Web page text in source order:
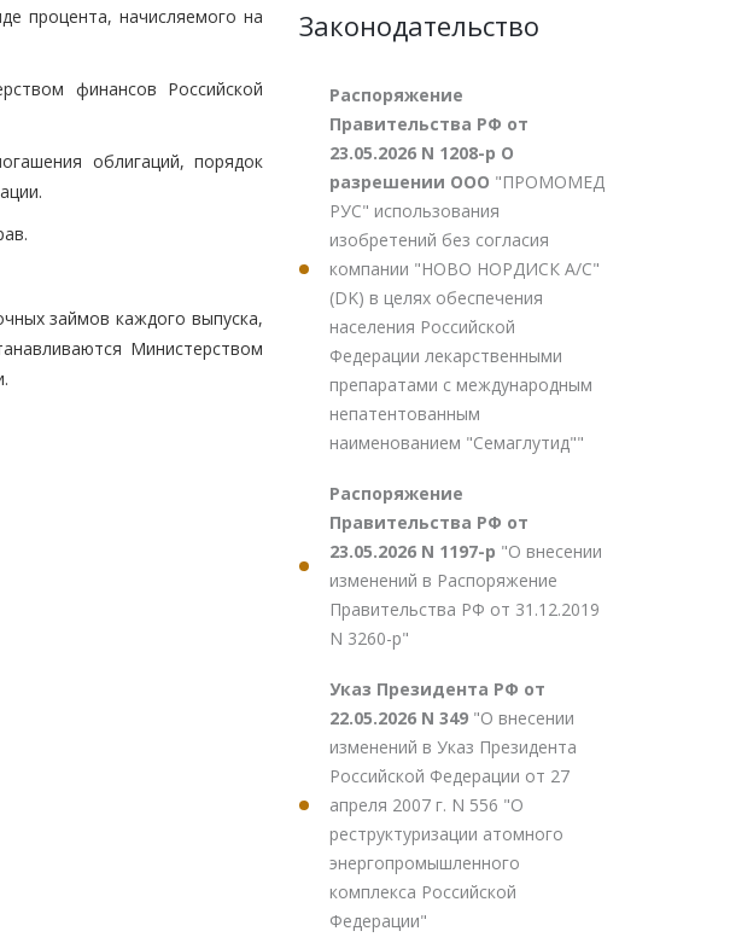
процента, начисляемого на
финансов Российской
облигаций, порядок
займов каждого выпуска,
Министерством
Законодательство
Распоряжение
Правительства РФ от
23.05.2026 N 1208-р О
разрешении ООО "ПРОМОМЕД
РУС" использования
изобретений без согласия
компании "НОВО НОРДИСК А/С"
(DK) в целях обеспечения
населения Российской
Федерации лекарственными
препаратами с международным
непатентованным
наименованием "Семаглутид""
Распоряжение
Правительства РФ от
23.05.2026 N 1197-р "О внесении
изменений в Распоряжение
Правительства РФ от 31.12.2019
N 3260-р"
Указ Президента РФ от
22.05.2026 N 349 "О внесении
изменений в Указ Президента
Российской Федерации от 27
апреля 2007 г. N 556 "О
реструктуризации атомного
энергопромышленного
комплекса Российской
Федерации"